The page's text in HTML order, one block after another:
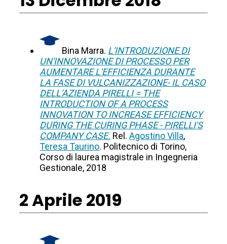
Bina Marra. L'INTRODUZIONE DI
UN'INNOVAZIONE DI PROCESSO PER
AUMENTARE L'EFFICIENZA DURANTE
LA FASE DI VULCANIZZAZIONE- IL CASO
DELL'AZIENDA PIRELLI = THE
INTRODUCTION OF A PROCESS
INNOVATION TO INCREASE EFFICIENCY
DURING THE CURING PHASE - PIRELLI'S
COMPANY CASE. Rel.Agostino Villa,
Teresa Taurino. Politecnico di Torino,
Corso di laurea magistrale in Ingegneria
Gestionale, 2018
2 Aprile 2019